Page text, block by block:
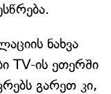
ნახვა
TV-ის ეთერში
გარეთ კი,